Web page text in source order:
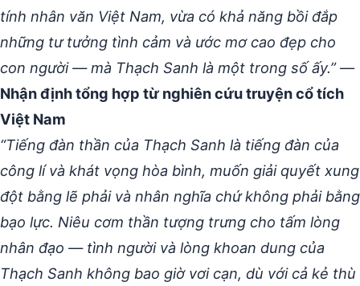
tính nhân văn Việt Nam, vừa có khả năng bồi đắp
những tư tưởng tình cảm và ước mơ cao đẹp cho
con người — mà Thạch Sanh là một trong số ấy.”—
Nhận định tổng hợp từ nghiên cứu truyện cổ tích
Việt Nam
“Tiếng đàn thần của Thạch Sanh là tiếng đàn của
công lí và khát vọng hòa bình, muốn giải quyết xung
đột bằng lẽ phải và nhân nghĩa chứ không phải bằng
bạo lực. Niêu cơm thần tượng trưng cho tấm lòng
nhân đạo — tình người và lòng khoan dung của
Thạch Sanh không bao giờ vơi cạn, dù với cả kẻ thù